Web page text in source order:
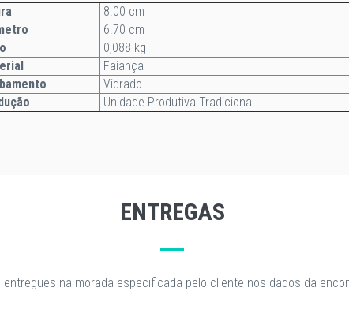
8.00 cm
6.70 cm
0,088 kg
Faiança
Vidrado
Unidade Produtiva Tradicional
ENTREGAS
na morada especificada pelo cliente nos dados da